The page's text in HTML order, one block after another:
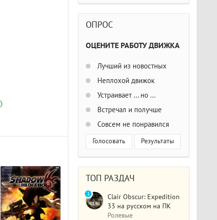
ОПРОС
ОЦЕНИТЕ РАБОТУ ДВИЖКА
Лучший из новостных
Неплохой движок
Устраивает ... но ...
Встречал и получше
Совсем не понравился
Голосовать Результаты
ТОП РАЗДАЧ
Clair Obscur: Expedition
33 на русском на ПК
Ролевые
1